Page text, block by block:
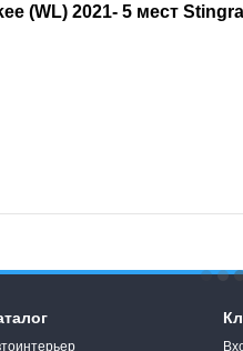
(WL) 2021- 5 мест